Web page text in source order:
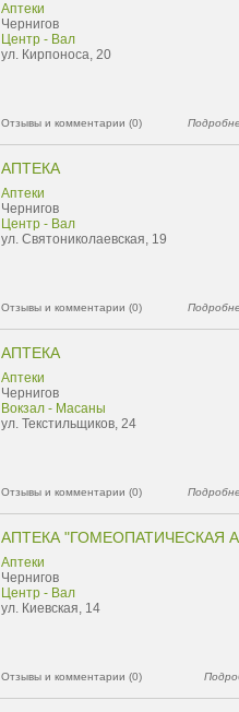
Аптеки
Чернигов
Центр - Вал
ул. Кирпоноса, 20
Отзывы и комментарии (0)
АПТЕКА
Аптеки
Чернигов
Центр - Вал
ул. Святониколаевская, 19
Отзывы и комментарии (0)
АПТЕКА
Аптеки
Чернигов
Вокзал - Масаны
ул. Текстильщиков, 24
Отзывы и комментарии (0)
АПТЕКА "ГОМЕОПАТИЧЕСКАЯ
Аптеки
Чернигов
Центр - Вал
ул. Киевская, 14
Отзывы и комментарии (0)